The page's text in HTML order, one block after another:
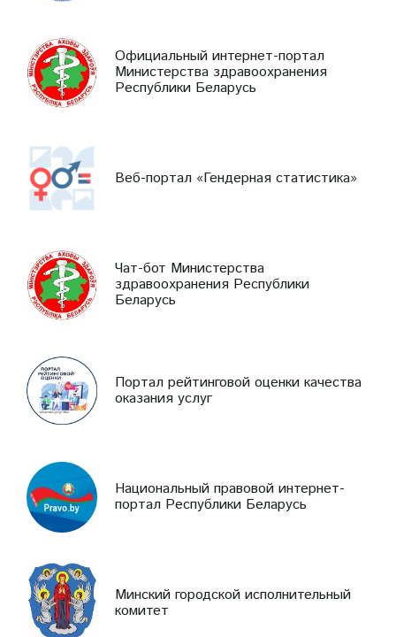
Официальный интернет-портал
Министерства здравоохранения
Республики Беларусь
Веб-портал «Гендерная статистика»
Чат-бот Министерства
здравоохранения Республики
Беларусь
Портал рейтинговой оценки качества
оказания услуг
Национальный правовой интернет-
портал Республики Беларусь
Минский городской исполнительный
комитет